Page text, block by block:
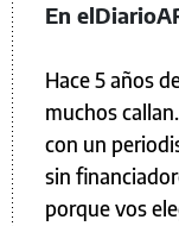
En
Hace 5 años
muchos
con un
sin
porque vos